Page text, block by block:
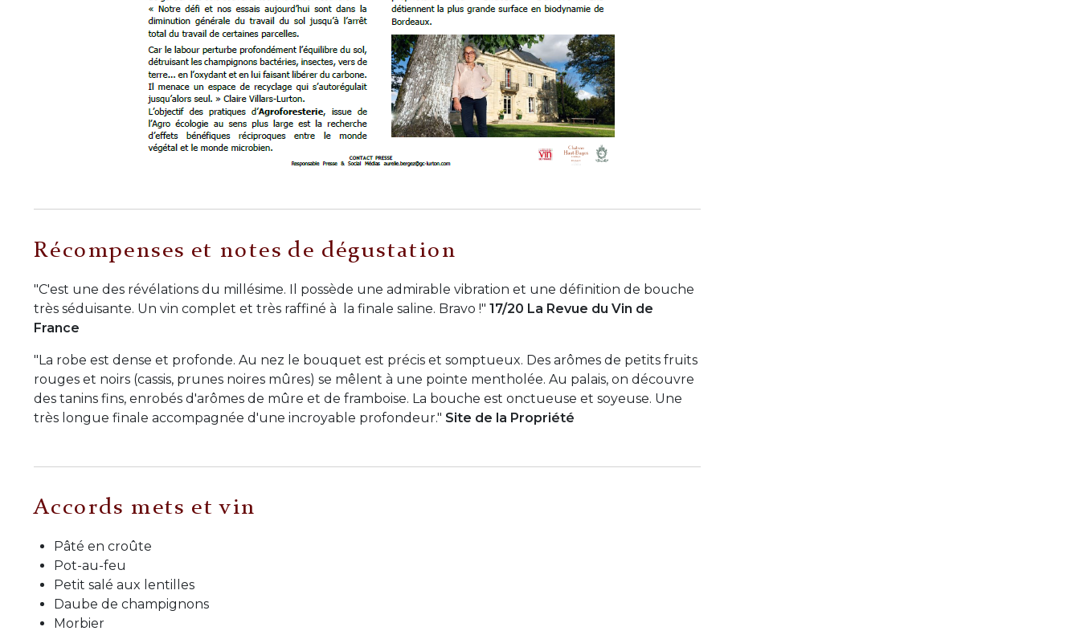
Récompenses et notes de dégustation
"C'est une des révélations du millésime. Il possède une admirable vibration et une définition de bouche
très séduisante. Un vin complet et très raffiné à la finale saline. Bravo !" 17/20 La Revue du Vin de
France
"La robe est dense et profonde. Au nez le bouquet est précis et somptueux. Des arômes de petits fruits
rouges et noirs (cassis, prunes noires mûres) se mêlent à une pointe mentholée. Au palais, on découvre
des tanins fins, enrobés d'arômes de mûre et de framboise. La bouche est onctueuse et soyeuse. Une
très longue finale accompagnée d'une incroyable profondeur." Site de la Propriété
Accords mets et vin
Pâté en croûte
Pot-au-feu
Petit salé aux lentilles
Daube de champignons
Morbier